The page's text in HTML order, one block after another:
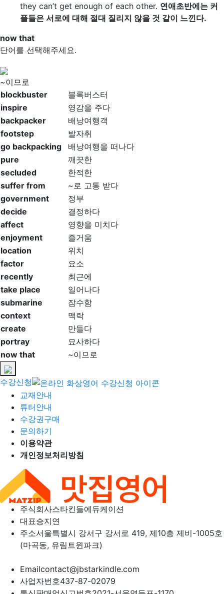
they can’t get enough of each other. 연애초반에는 커
플들은 서로에 대해 절대 질리지 않을 것 같이 느낀다.
now that
단어를 선택해주세요.
~이므로
blockbuster
블록버스터
inspire
영감을 주다
backpacker
배낭여행객
footstep
발자취
go backpacking
배낭여행을 떠나다
pure
깨끗한
secluded
한적한
suffer from
~로 고통 받다
government
정부
decide
결정하다
affect
영향을 미치다
enjoyment
즐거움
location
위치
factor
요소
recently
최근에
take place
일어나다
submarine
잠수함
context
맥락
create
만들다
portray
묘사하다
now that
~이므로
수강신청
교재안내
튜터안내
수강권구매
문의하기
이용약관
개인정보처리방침
주식회사스타킨들에듀케이션
대표승지연
주소서울특별시 강서구 강서로 419, 제10층 제비-1005호
(마곡동, 유림트윈파크)
Emailcontact@jbstarkindle.com
사업자번호437-87-02079